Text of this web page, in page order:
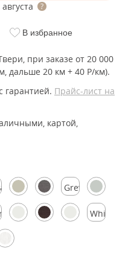
В избранное
при заказе от 20 000
дальше 20 км + 40 Р/км).
гарантией. Прайс-лист на
картой,
Grey
Silk
White